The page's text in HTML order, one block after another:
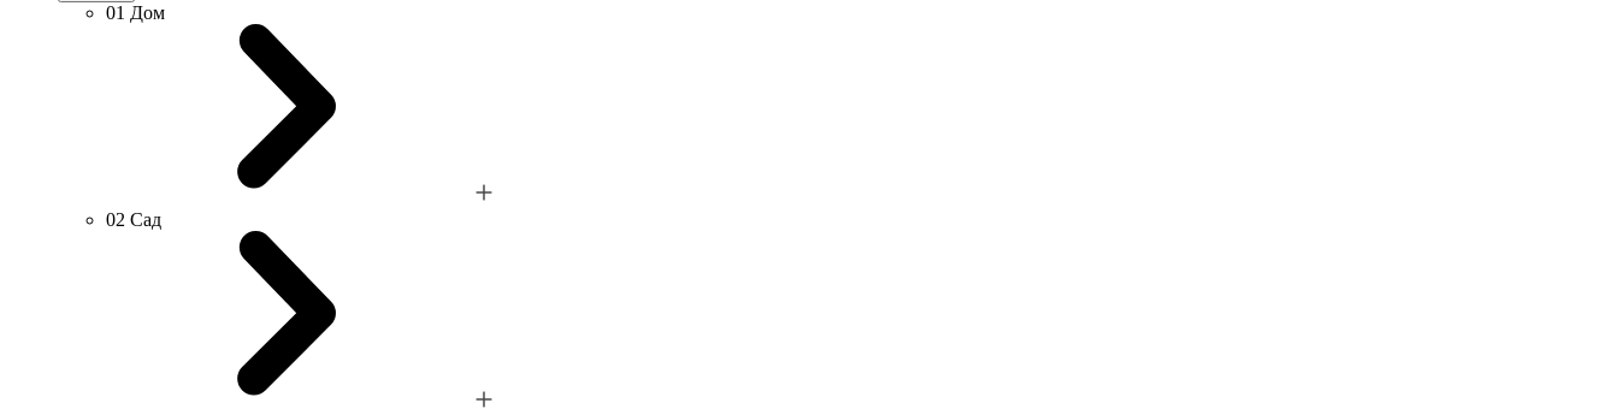
01 Дом
02 Сад